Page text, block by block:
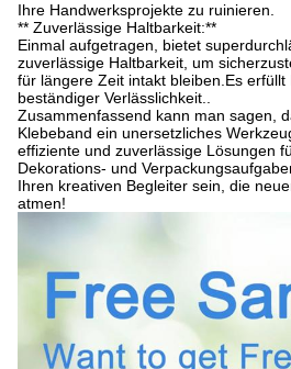
Ihre Handwerksprojekte zu ruinieren.
** Zuverlässige Haltbarkeit:**
Einmal aufgetragen, bietet
zuverlässige Haltbarkeit, um
für längere Zeit intakt bleiben.Es
beständiger Verlässlichkeit..
Zusammenfassend kann man sagen,
Klebeband ein unersetzliches
effiziente und zuverlässige Lösungen
Dekorations- und
Ihren kreativen Begleiter sein, die
atmen!